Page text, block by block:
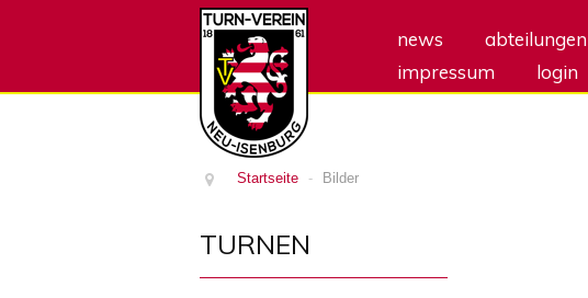
news abteilungen
impressum
login
Startseite - Bilder
TURNEN